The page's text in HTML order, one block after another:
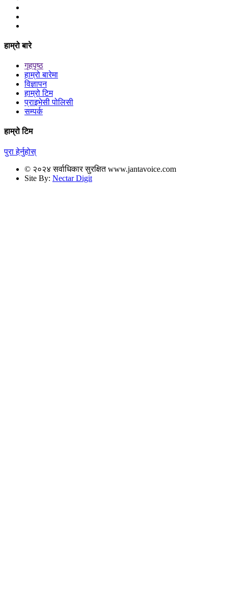
हाम्रो बारे
गृहपृष्ठ
हाम्रो बारेमा
विज्ञापन
हाम्रो टिम
प्राइभेसी पोलिसी
सम्पर्क
हाम्रो टिम
पुरा हेर्नुहोस्
© २०२४ सर्वाधिकार सुरक्षित www.jantavoice.com
Site By: Nectar Digit